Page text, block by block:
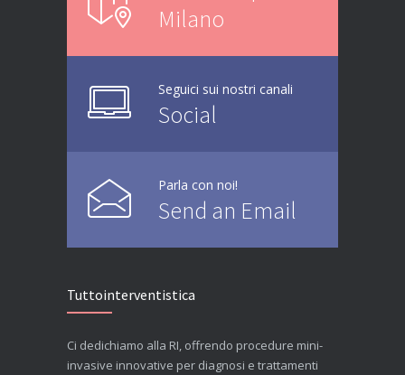
Milano
Seguici sui nostri canali
Social
Parla con noi!
Send an Email
Tuttointerventistica
Ci dedichiamo alla RI, offrendo procedure mini-
invasive innovative per diagnosi e trattamenti